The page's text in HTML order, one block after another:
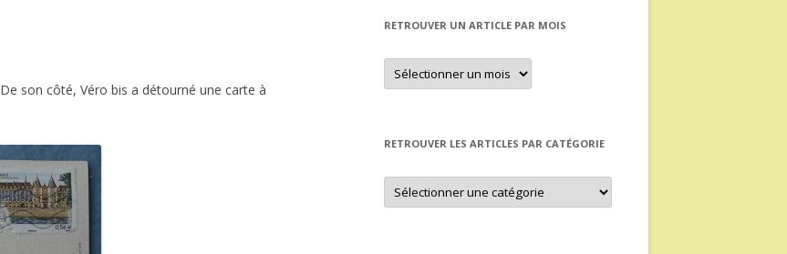
De son côté, Véro bis a détourné une carte à
RETROUVER UN ARTICLE PAR MOIS
Retrouver
un
article
RETROUVER LES ARTICLES PAR CATÉGORIE
Retrouver
les
articles